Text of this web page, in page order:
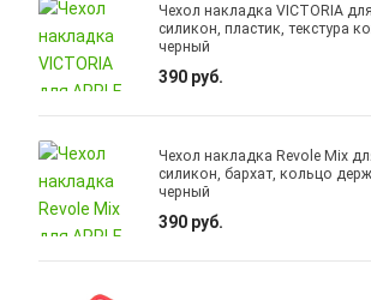
Чехол накладка VICTORIA
силикон, пластик, текстура
черный
390 руб.
Чехол накладка Revole Mix
силикон, бархат, кольцо
черный
390 руб.